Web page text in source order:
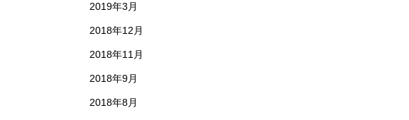
2019年3月
2018年12月
2018年11月
2018年9月
2018年8月